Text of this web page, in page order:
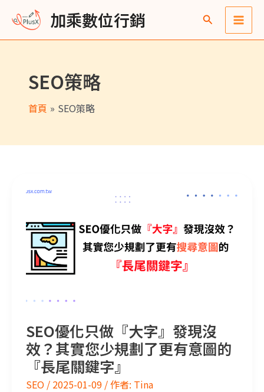
主
加乘數位行銷
Main
SEO策略
首頁 SEO策略
SEO優化只做『大字』發現沒
效？其實您少規劃了更有意圖的
『長尾關鍵字』
SEO / 2025-01-09 / 作者: Tina
SEO優化只做『大字』發現沒效？其實您少規劃了更有意圖的『長尾關鍵字』
彙